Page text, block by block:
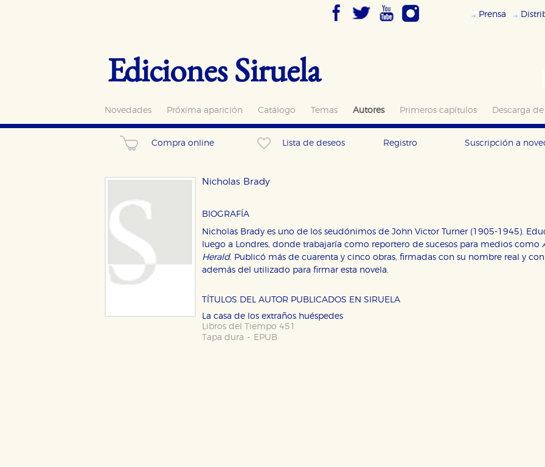
Prensa
Ediciones Siruela
Novedades Próxima aparición Catálogo Temas Autores Primeros capítulos Descarga
Compra online Lista de deseos Registro Suscripción a
Nicholas Brady
BIOGRAFÍA
Nicholas Brady es uno de los seudónimos de John Victor Turner (1905-1945).
luego a Londres, donde trabajaría como reportero de sucesos para medios como
Herald. Publicó más de cuarenta y cinco obras, firmadas con su nombre real y
además del utilizado para firmar esta novela.
TÍTULOS DEL AUTOR PUBLICADOS EN SIRUELA
La casa de los extraños huéspedes
Libros del Tiempo 451
Tapa dura - EPUB
CONFIGURACIÓN DE COOKIES
Cookies necesarias